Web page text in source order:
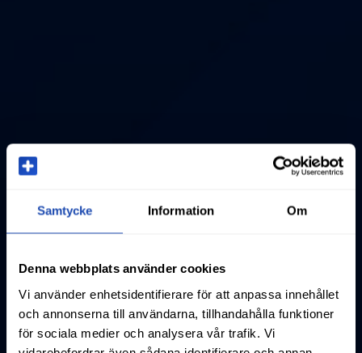
Samtycke Information Om
Denna webbplats använder cookies
Vi använder enhetsidentifierare för att anpassa innehållet
och annonserna till användarna, tillhandahålla funktioner
för sociala medier och analysera vår trafik. Vi